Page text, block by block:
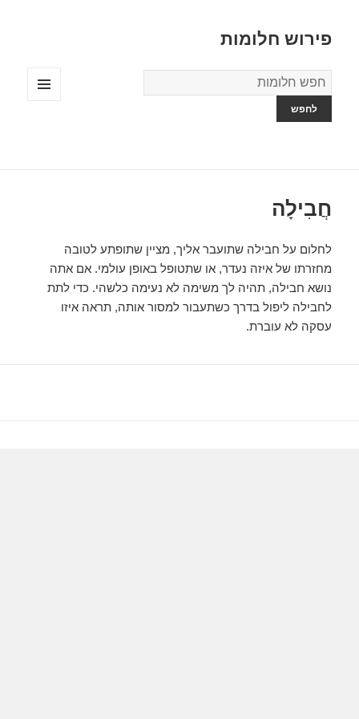
פירוש חלומות
מילון
החלומות
חֲבִילָה
לחלום על חבילה שתועבר אליך, מציין שתופתע לטובה
מחזרתו של איזה נעדר, או שתטופל באופן עולמי. אם אתה
נושא חבילה, תהיה לך משימה לא נעימה כלשהי. כדי לתת
לחבילה ליפול בדרך כשתעבור למסור אותה, תראה איזו
עסקה לא עוברת.